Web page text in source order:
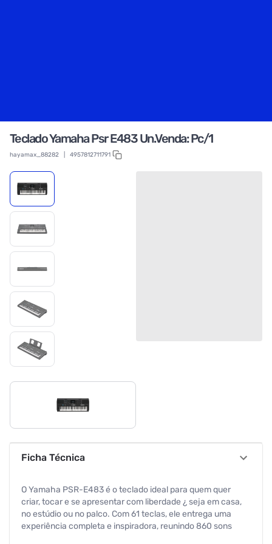
Teclado Yamaha Psr E483 Un.Venda: Pc/1
hayamax_88282 4957812711791
Ficha Técnica
O Yamaha PSR-E483 é o teclado ideal para quem quer
criar, tocar e se apresentar com liberdade ¿ seja em casa,
no estúdio ou no palco. Com 61 teclas, ele entrega uma
experiência completa e inspiradora, reunindo 860 sons